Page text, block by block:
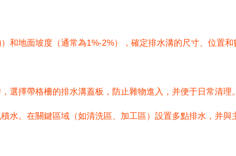
和地面坡度（通常為1%-2%），確定排水溝的尺寸、位置
選擇帶格柵的排水溝蓋板，防止雜物進入，并便于日常清理。
水。在關鍵區域（如清洗區、加工區）設置多點排水，并與